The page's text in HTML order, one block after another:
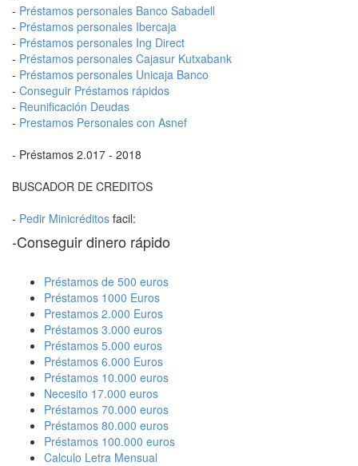
- Préstamos personales Banco Sabadell
- Préstamos personales Ibercaja
- Préstamos personales Ing Direct
- Préstamos personales Cajasur Kutxabank
- Préstamos personales Unicaja Banco
- Conseguir Préstamos rápidos
- Reunificación Deudas
- Prestamos Personales con Asnef
- Préstamos 2.017 - 2018
BUSCADOR DE CREDITOS
- Pedir Minicréditos facil:
-Conseguir dinero rápido
Préstamos de 500 euros
Préstamos 1000 Euros
Prestamos 2.000 Euros
Préstamos 3.000 euros
Préstamos 5.000 euros
Préstamos 6.000 Euros
Préstamos 10.000 euros
Necesito 17.000 euros
Préstamos 70.000 euros
Préstamos 80.000 euros
Préstamos 100.000 euros
Calculo Letra Mensual